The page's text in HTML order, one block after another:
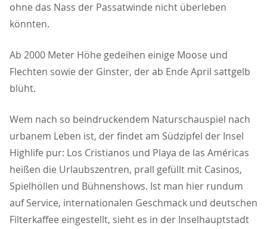
ohne das Nass der Passatwinde nicht überleben
könnten.
Ab 2000 Meter Höhe gedeihen einige Moose und
Flechten sowie der Ginster, der ab Ende April sattgelb
blüht.
Wem nach so beindruckendem Naturschauspiel nach
urbanem Leben ist, der findet am Südzipfel der Insel
Highlife pur: Los Cristianos und Playa de las Américas
heißen die Urlaubszentren, prall gefüllt mit Casinos,
Spielhöllen und Bühnenshows. Ist man hier rundum
auf Service, internationalen Geschmack und deutschen
Filterkaffee eingestellt, sieht es in der Inselhauptstadt